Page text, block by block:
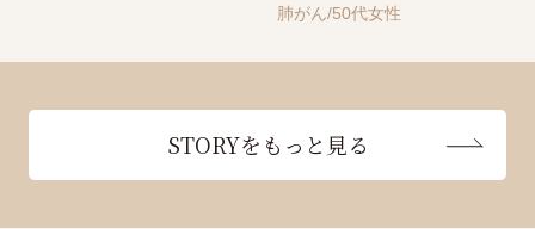
肺がん 50代女性
STORYをもっと見る